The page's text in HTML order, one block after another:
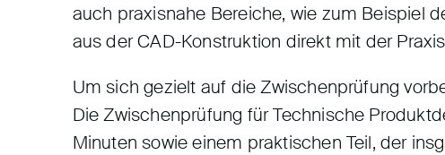
auch praxisnahe Bereiche, wie zum Beispiel
aus der CAD-Konstruktion direkt mit der
Um sich gezielt auf die Zwischenprüfung
Die Zwischenprüfung für Technische
Minuten sowie einem praktischen Teil, der